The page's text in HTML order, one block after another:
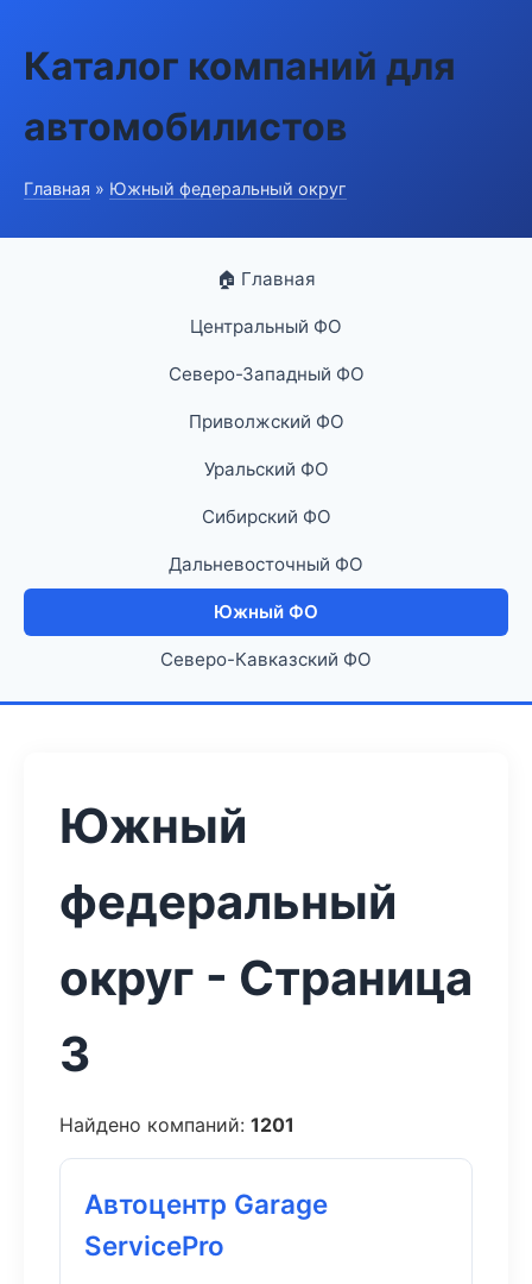
Каталог компаний для
автомобилистов
Главная » Южный федеральный округ
🏠 Главная
Центральный ФО
Северо-Западный ФО
Приволжский ФО
Уральский ФО
Сибирский ФО
Дальневосточный ФО
Южный ФО
Северо-Кавказский ФО
Южный
федеральный
округ - Страница
3
Найдено компаний: 1201
Автоцентр Garage
ServicePro